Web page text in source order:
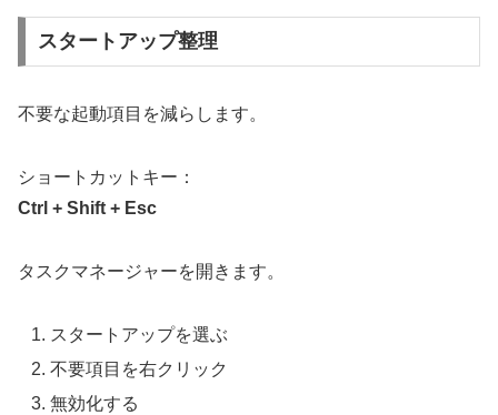
スタートアップ整理
不要な起動項目を減らします。
ショートカットキー：
Ctrl + Shift + Esc
タスクマネージャーを開きます。
スタートアップを選ぶ
不要項目を右クリック
無効化する